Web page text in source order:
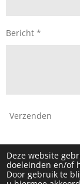
Deze website
doeleinden en/of
Door gebruik te
Bericht *
Verzenden
© 2024 - 2026
Powered byJouwWeb